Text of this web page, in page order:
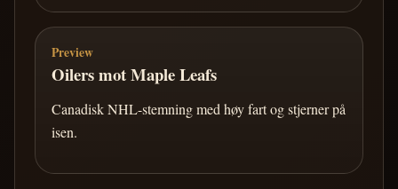
Preview
Oilers mot Maple Leafs
Canadisk NHL-stemning med høy fart og stjerner på
isen.